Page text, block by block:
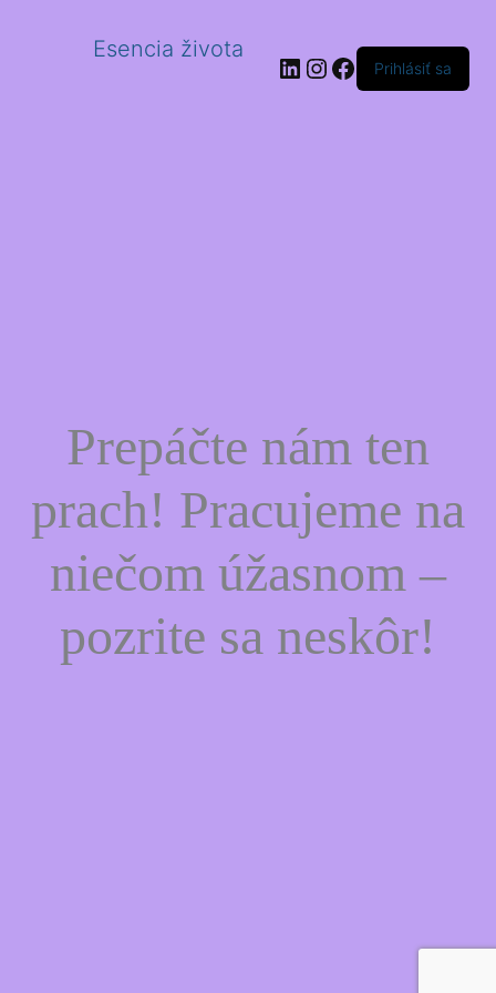
Esencia života
LinkedIn
Instagram
Facebook
Prihlásiť sa
Prepáčte nám ten
prach! Pracujeme na
niečom úžasnom –
pozrite sa neskôr!